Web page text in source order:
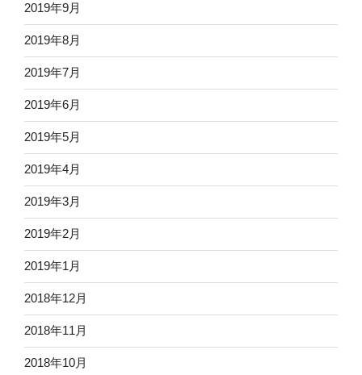
2019年9月
2019年8月
2019年7月
2019年6月
2019年5月
2019年4月
2019年3月
2019年2月
2019年1月
2018年12月
2018年11月
2018年10月